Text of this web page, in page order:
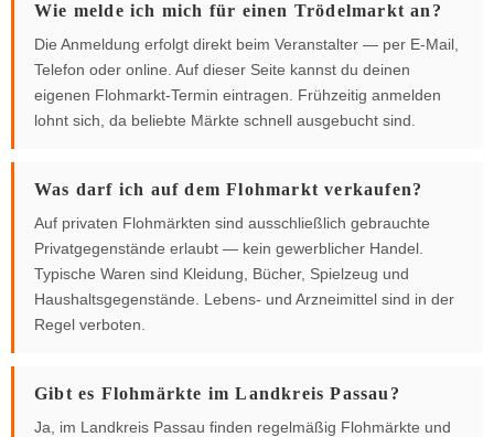
Wie melde ich mich für einen Trödelmarkt an?
Die Anmeldung erfolgt direkt beim Veranstalter — per E-Mail,
Telefon oder online. Auf dieser Seite kannst du deinen
eigenen Flohmarkt-Termin eintragen. Frühzeitig anmelden
lohnt sich, da beliebte Märkte schnell ausgebucht sind.
Was darf ich auf dem Flohmarkt verkaufen?
Auf privaten Flohmärkten sind ausschließlich gebrauchte
Privatgegenstände erlaubt — kein gewerblicher Handel.
Typische Waren sind Kleidung, Bücher, Spielzeug und
Haushaltsgegenstände. Lebens- und Arzneimittel sind in der
Regel verboten.
Gibt es Flohmärkte im Landkreis Passau?
Ja, im Landkreis Passau finden regelmäßig Flohmärkte und